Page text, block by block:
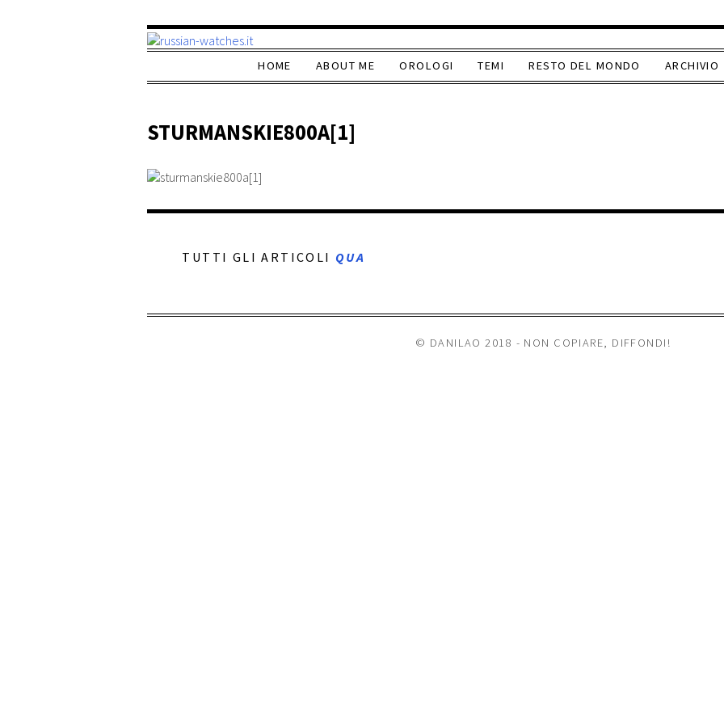
HOME ABOUT ME OROLOGI TEMI RESTO DEL MONDO ARCHIVIO
STURMANSKIE800A[1]
TUTTI GLI ARTICOLI QUA
© DANILAO 2018 - NON COPIARE, DIFFONDI!